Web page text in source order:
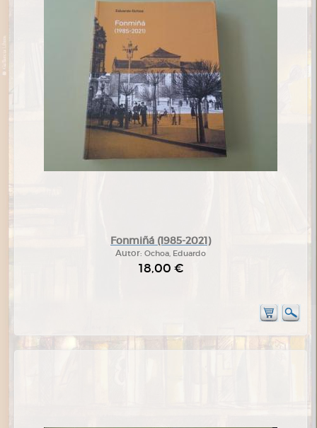
Fonmiñá (1985-2021)
Autor: Ochoa, Eduardo
18,00 €